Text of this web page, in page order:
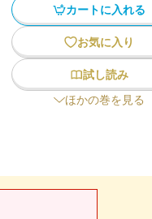
カートに入れる
お気に入り
試し読み
ほかの巻を見る